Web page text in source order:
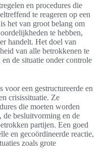
en procedures die
te reageren op een
het van groot belang om
te hebben,
handelt. Het doel van
van alle betrokkenen te
de situatie onder controle
voor een gestructureerde en
crisissituatie. Ze
die moeten worden
de besluitvorming en de
partijen. Een goed
en gecoördineerde reactie,
zoals grote